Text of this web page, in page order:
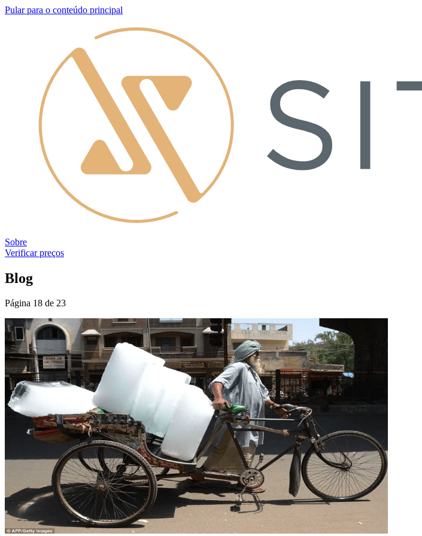
Pular para o conteúdo principal
Sobre
Verificar preços
Blog
Página 18 de 23